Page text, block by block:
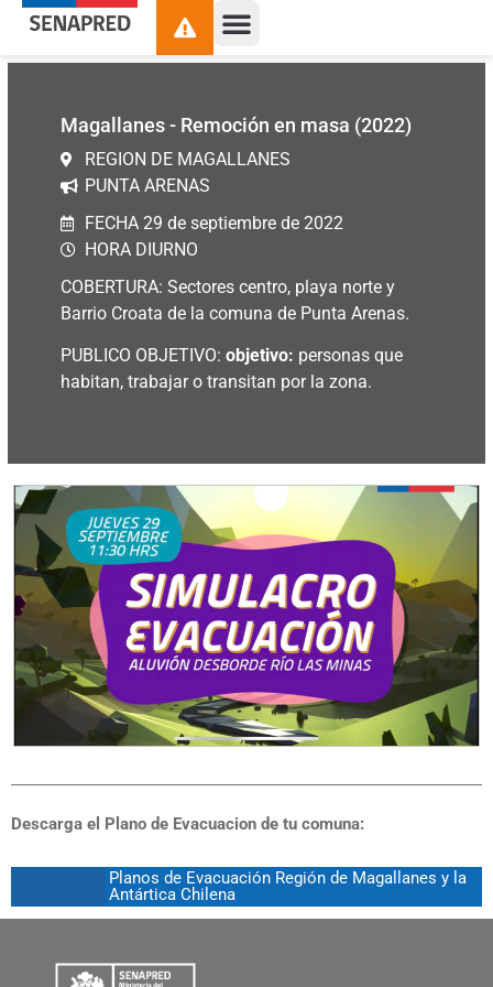
contenido
Magallanes - Remoción en masa (2022)
REGION DE MAGALLANES
PUNTA ARENAS
FECHA 29 de septiembre de 2022
HORA DIURNO
COBERTURA: Sectores centro, playa norte y
Barrio Croata de la comuna de Punta Arenas.
PUBLICO OBJETIVO: objetivo: personas que
habitan, trabajar o transitan por la zona.
Descarga el Plano de Evacuacion de tu comuna:
Planos de Evacuación Región de Magallanes y la
Antártica Chilena